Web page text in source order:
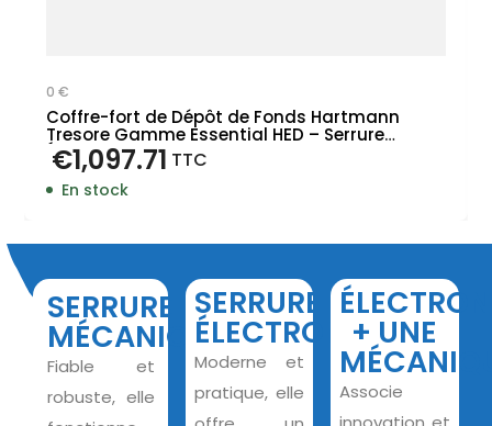
0 €
Coffre-fort de Dépôt de Fonds Hartmann
Tresore Gamme Essential HED – Serrure
Électronique
€1,097.71 TTC
En stock
SERRURE
MÉCANIQUE
Fiable et
robuste, elle
SERRURE
ÉLECTRONIQUE
Moderne et
pratique, elle
+ UNE
Associe